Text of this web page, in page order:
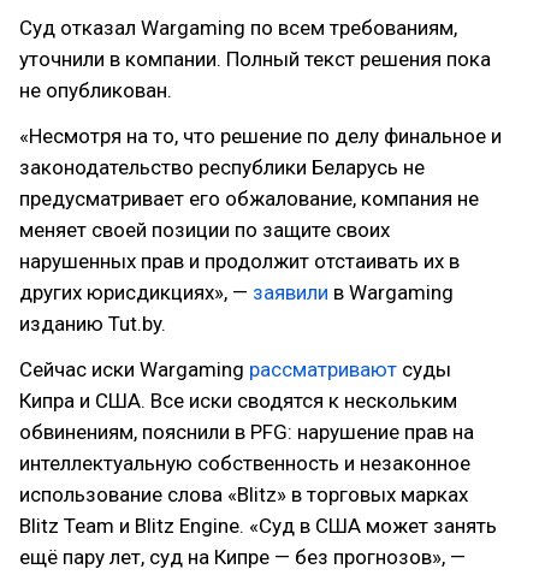
Суд отказал Wargaming по всем требованиям,
уточнили в компании. Полный текст решения пока
не опубликован.
«Несмотря на то, что решение по делу финальное и
законодательство республики Беларусь не
предусматривает его обжалование, компания не
меняет своей позиции по защите своих
нарушенных прав и продолжит отстаивать их в
других юрисдикциях», — заявили в Wargaming
изданию Tut.by.
Сейчас иски Wargaming рассматривают суды
Кипра и США. Все иски сводятся к нескольким
обвинениям, пояснили в PFG: нарушение прав на
интеллектуальную собственность и незаконное
использование слова «Blitz» в торговых марках
Blitz Team и Blitz Engine. «Суд в США может занять
ещё пару лет, суд на Кипре — без прогнозов», —